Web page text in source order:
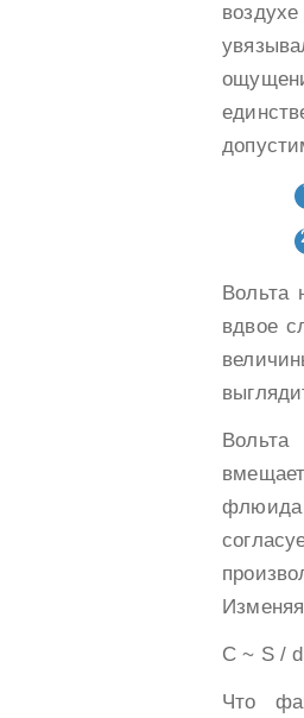
Вольта
вдвое
флюида
С ~ S /
Что